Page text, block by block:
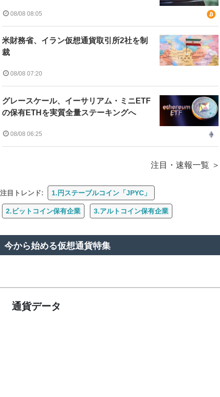
08/08 08:05
米財務省、イラン仮想通貨取引所2社を制
裁
08/08 07:20
グレースケール、イーサリアム・ミニETF
の保有ETHを実質全量ステーキングへ
08/08 06:25
注目・速報一覧
注目トレンド: 1.円ステーブルコイン「JPYC」
2.ビットコイン保有企業 3.アルトコイン保有企業
今から始める仮想通貨特集
通貨データ